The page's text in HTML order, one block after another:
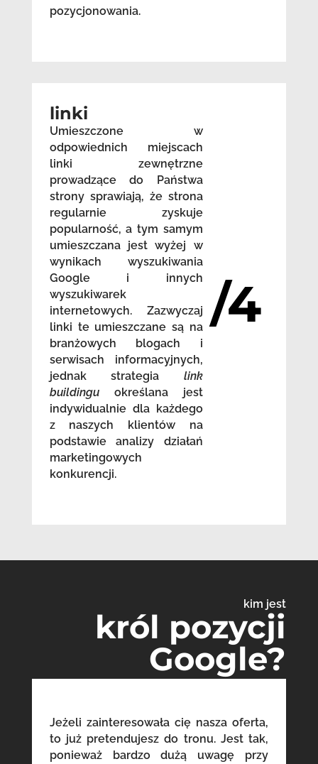
pozycjonowania.
linki
Umieszczone w
odpowiednich miejscach
linki zewnętrzne
prowadzące do Państwa
strony sprawiają, że strona
regularnie zyskuje
popularność, a tym samym
umieszczana jest wyżej w
wynikach wyszukiwania
Google i innych
wyszukiwarek
internetowych. Zazwyczaj
linki te umieszczane są na
branżowych blogach i
serwisach informacyjnych,
jednak strategia link
buildingu określana jest
indywidualnie dla każdego
z naszych klientów na
podstawie analizy działań
marketingowych
konkurencji.
/4
kim jest
król pozycji
Google?
Jeżeli zainteresowała cię nasza oferta,
to już pretendujesz do tronu. Jest tak,
ponieważ bardzo dużą uwagę przy